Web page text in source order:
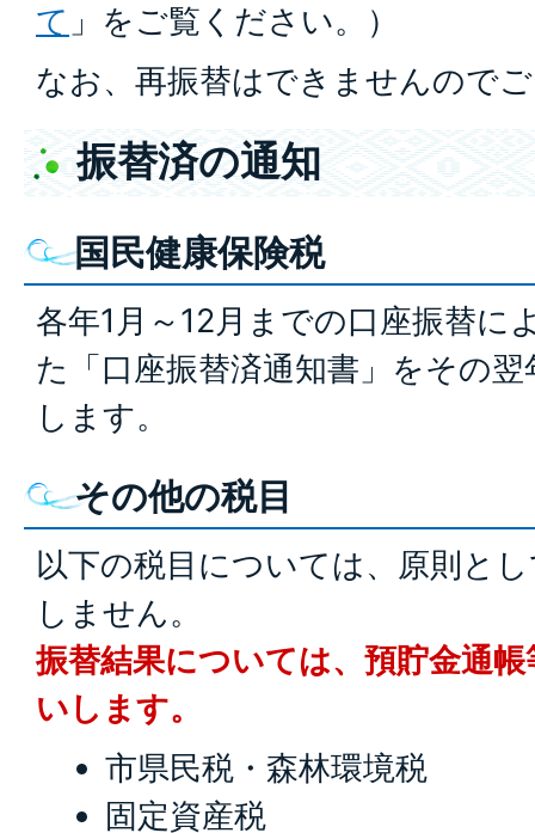
て 」をご覧ください。）
なお、再振替はできませんので
振替済の通知
国民健康保険税
各年1月～12月までの口座振替に
た「口座振替済通知書」をその
します。
その他の税目
以下の税目については、原則と
しません。
振替結果については、預貯金通
いします。
市県民税・森林環境税
固定資産税